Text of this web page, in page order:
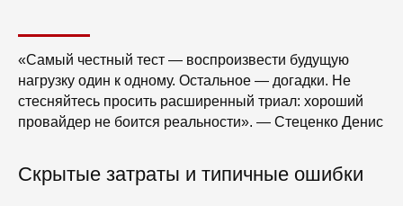
«Самый честный тест — воспроизвести будущую
нагрузку один к одному. Остальное — догадки. Не
стесняйтесь просить расширенный триал: хороший
провайдер не боится реальности». — Стеценко Денис
Скрытые затраты и типичные ошибки